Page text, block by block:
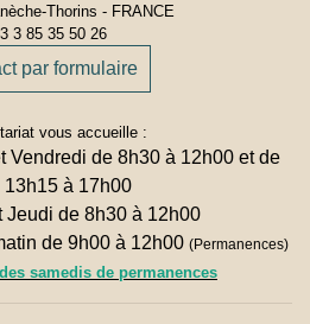
Thorins - FRANCE
3 85 35 50 26
par formulaire
vous accueille :
Vendredi de 8h30 à 12h00 et de
13h15 à 17h00
Jeudi de 8h30 à 12h00
de 9h00 à 12h00 (Permanences)
samedis de permanences